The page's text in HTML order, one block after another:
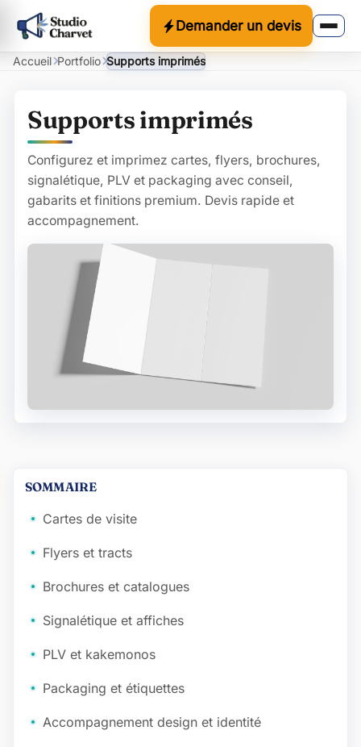
Demander un devis
Accueil Portfolio Supports imprimés
Supports imprimés
Configurez et imprimez cartes, flyers, brochures,
signalétique, PLV et packaging avec conseil,
gabarits et finitions premium. Devis rapide et
accompagnement.
SOMMAIRE
Cartes de visite
Flyers et tracts
Brochures et catalogues
Signalétique et affiches
PLV et kakemonos
Packaging et étiquettes
Accompagnement design et identité